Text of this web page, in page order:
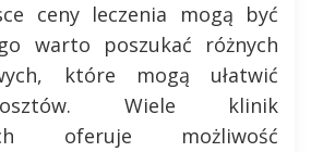
ceny leczenia mogą być
warto poszukać różnych
które mogą ułatwić
Wiele klinik
oferuje możliwość